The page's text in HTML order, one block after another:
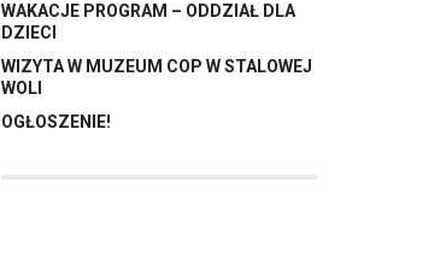
WAKACJE PROGRAM – ODDZIAŁ DLA
DZIECI
WIZYTA W MUZEUM COP W STALOWEJ
WOLI
OGŁOSZENIE!